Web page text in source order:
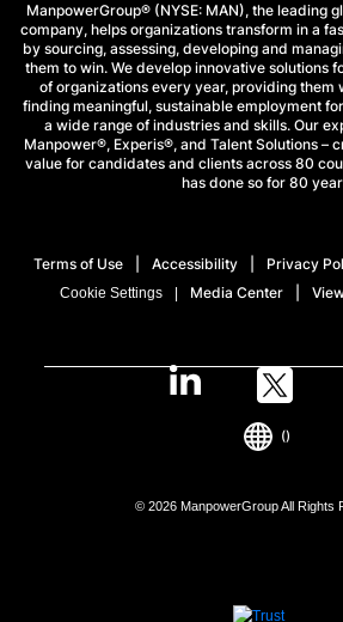
ManpowerGroup® (NYSE: MAN), the leading
company, helps organizations transform in a
by sourcing, assessing, developing and
them to win. We develop innovative solutions
of organizations every year, providing them
finding meaningful, sustainable employment
a wide range of industries and skills. Our
Manpower®, Experis®, and Talent Solutions –
value for candidates and clients across 80
has done so for 80
Terms of Use Accessibility Privacy
Cookie Settings Media Center
© 2026 ManpowerGroup All Rights
()